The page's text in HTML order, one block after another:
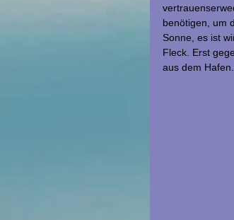
benötigen, um
Sonne, es ist
Fleck. Erst
aus dem Hafen.